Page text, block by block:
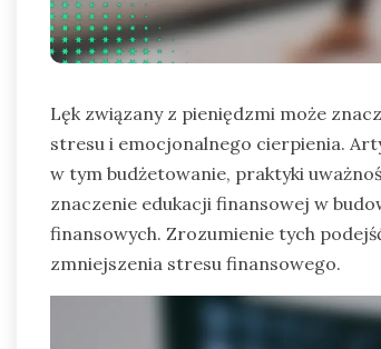
Lęk związany z pieniędzmi może
stresu i emocjonalnego cierpienia.
w tym budżetowanie, praktyki
znaczenie edukacji finansowej w
finansowych. Zrozumienie tych
zmniejszenia stresu finansowego.